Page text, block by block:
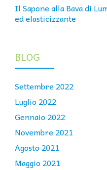
Il Sapone alla Bava di
ed elasticizzante
BLOG
Settembre 2022
Luglio 2022
Gennaio 2022
Novembre 2021
Agosto 2021
Maggio 2021